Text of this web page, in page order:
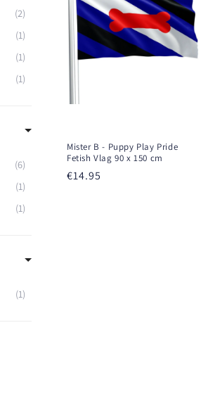
2
1
1
1
6
1
1
1
Mister B - Puppy Play Pride
Fetish Vlag 90 x 150 cm
Prezzo
€14.95